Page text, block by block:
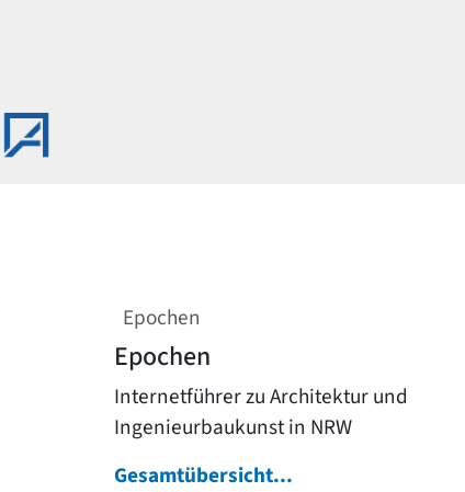
Epochen
Epochen
Internetführer zu Architektur und
Ingenieurbaukunst in NRW
Gesamtübersicht...